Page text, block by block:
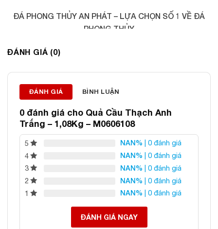
ĐÁ PHONG THỦY AN PHÁT – LỰA CHỌN SỐ 1 VỀ ĐÁ
PHONG THỦY
ĐÁNH GIÁ (0)
ĐÁNH GIÁ BÌNH LUẬN
0 đánh giá cho Quả Cầu Thạch Anh
Trắng – 1,08Kg – M0606108
5 NAN% | 0 đánh giá
4
NAN% | 0 đánh giá
3
NAN% | 0 đánh giá
2
NAN% | 0 đánh giá
1
NAN% | 0 đánh giá
ĐÁNH GIÁ NGAY